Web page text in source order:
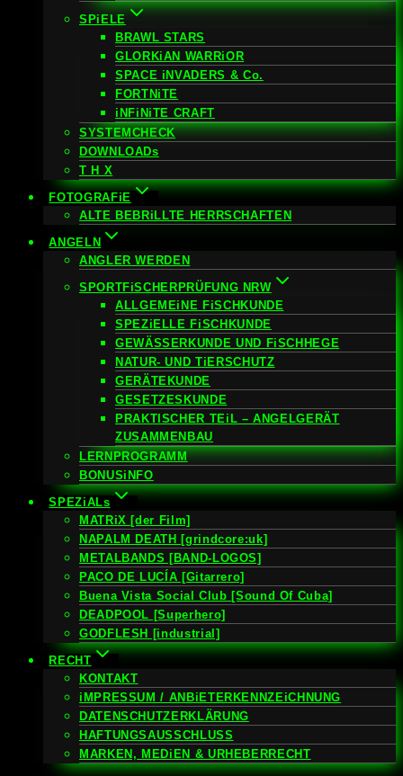
SPiELE
BRAWL STARS
GLORKiAN WARRiOR
SPACE iNVADERS & Co.
FORTNiTE
iNFiNiTE CRAFT
SYSTEMCHECK
DOWNLOADs
T H X
FOTOGRAFiE
ALTE BEBRiLLTE HERRSCHAFTEN
ANGELN
ANGLER WERDEN
SPORTFiSCHERPRÜFUNG NRW
ALLGEMEiNE FiSCHKUNDE
SPEZiELLE FiSCHKUNDE
GEWÄSSERKUNDE UND FiSCHHEGE
NATUR- UND TiERSCHUTZ
GERÄTEKUNDE
GESETZESKUNDE
PRAKTISCHER TEiL – ANGELGERÄT
ZUSAMMENBAU
LERNPROGRAMM
BONUSiNFO
SPEZiALs
MATRiX [der Film]
NAPALM DEATH [grindcore:uk]
METALBANDS [BAND-LOGOS]
PACO DE LUCÍA [Gitarrero]
Buena Vista Social Club [Sound Of Cuba]
DEADPOOL [Superhero]
GODFLESH [industrial]
RECHT
KONTAKT
iMPRESSUM / ANBiETERKENNZEiCHNUNG
DATENSCHUTZERKLÄRUNG
HAFTUNGSAUSSCHLUSS
MARKEN, MEDiEN & URHEBERRECHT